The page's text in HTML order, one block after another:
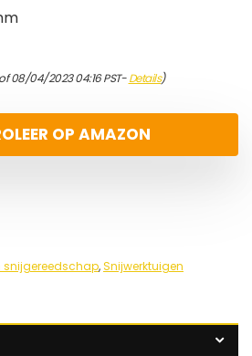
08/04/2023 04:16 PST-Details)
OP AMAZON
snijgereedschap,Snijwerktuigen